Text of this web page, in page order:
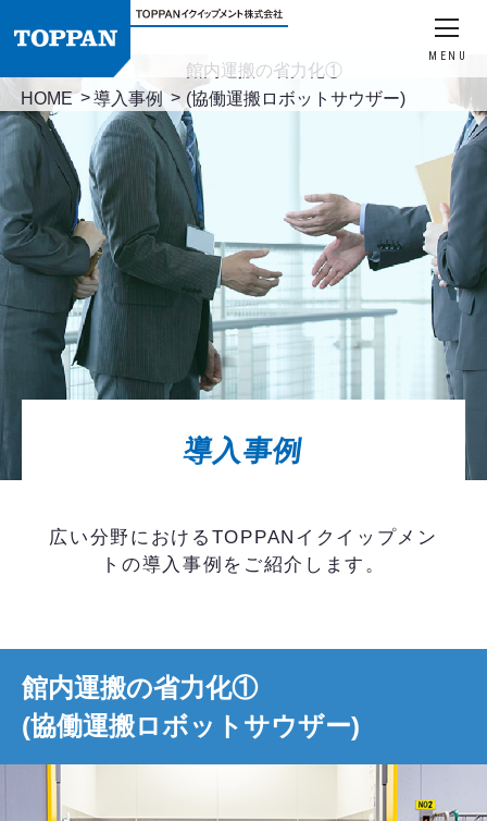
MENU
HOME 導入事例
館内運搬の省力化①
(協働運搬ロボットサウザー)
導入事例
広い分野におけるTOPPANイクイップメン
トの導入事例をご紹介します。
館内運搬の省力化①
(協働運搬ロボットサウザー)